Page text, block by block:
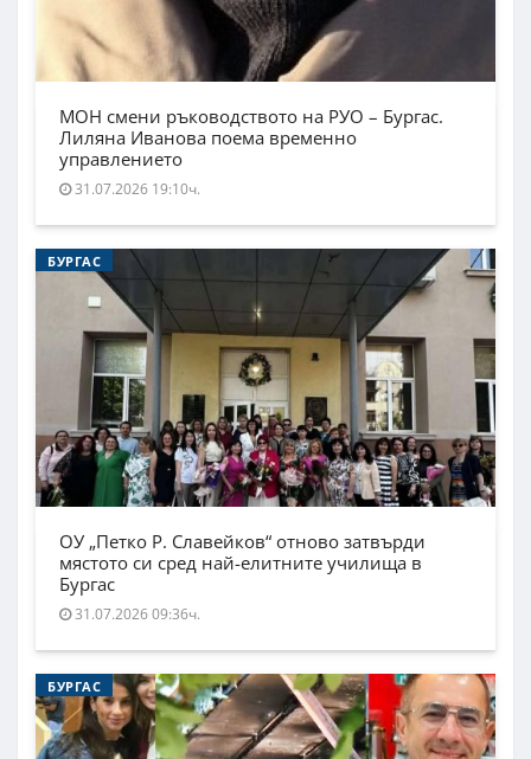
МОН смени ръководството на РУО – Бургас.
Лиляна Иванова поема временно
управлението
31.07.2026 19:10ч.
БУРГАС
ОУ „Петко Р. Славейков“ отново затвърди
мястото си сред най-елитните училища в
Бургас
31.07.2026 09:36ч.
БУРГАС